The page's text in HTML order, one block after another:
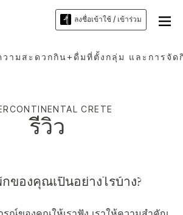
ลงชื่อเข้าใช้ / เข้าร่วม
วามสะดวกกิน+ดื่มที่ตั้ง กลุ่ม และการจัด
CRETE
รีวิว
กของคุณเป็นอย่างไรบ้าง?